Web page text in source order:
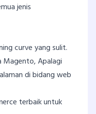
jenis
curve yang sulit.
Magento, Apalagi
di bidang web
terbaik untuk